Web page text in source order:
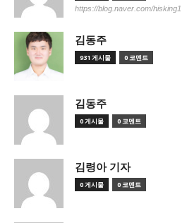
https://blog.naver.com/hisking1
김동주
931 게시물 0 코멘트
김동주
0 게시물 0 코멘트
김령아 기자
0 게시물 0 코멘트